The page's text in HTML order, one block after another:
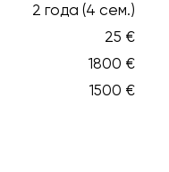
2 года (4 сем.)
25 €
1800 €
1500 €